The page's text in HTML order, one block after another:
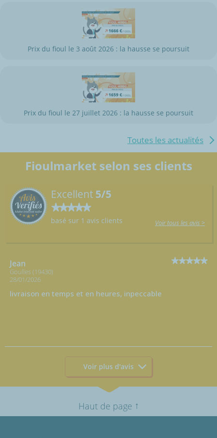
Prix du fioul le 3 août 2026 : la hausse se poursuit
Prix du fioul le 27 juillet 2026 : la hausse se poursuit
Toutes les actualités
Fioulmarket selon ses clients
Excellent 5/5
basé sur 1 avis clients Voir tous les avis >
Jean
Goulles (19430)
28/01/2026
livraison en temps et en heures, inpeccable
Voir plus d'avis
Haut de page ↑